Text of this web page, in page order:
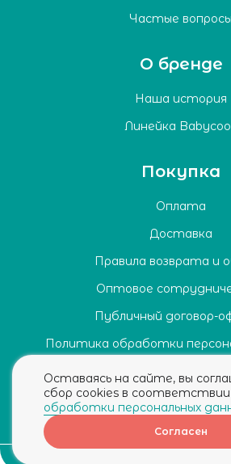
Частые вопросы
О бренде
Наша история
Линейка
Покупка
Оплата
Доставка
Правила возврата и
Оптовое
Публичный договор-
Политика обработки
Согласие на обработку
Оставаясь на сайте, вы
сбор cookies в
обработки персональных
Согласен